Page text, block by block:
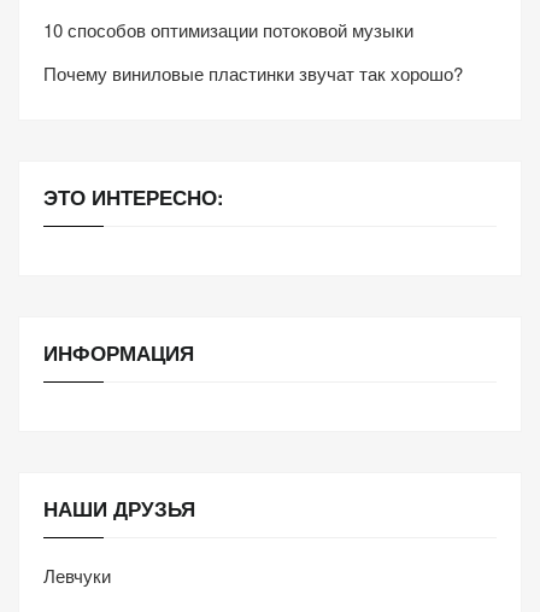
10 способов оптимизации потоковой музыки
Почему виниловые пластинки звучат так хорошо?
ЭТО ИНТЕРЕСНО:
ИНФОРМАЦИЯ
НАШИ ДРУЗЬЯ
Левчуки